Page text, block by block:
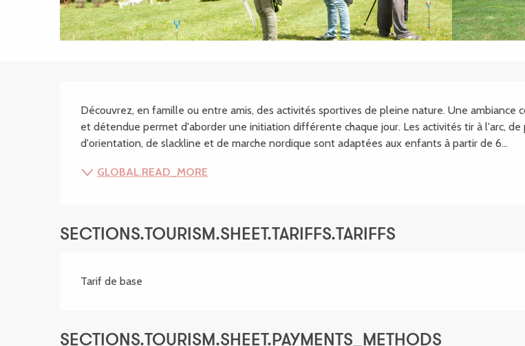
Découvrez, en famille ou entre amis, des activités sportives de pleine nature. Une ambiance
et détendue permet d'aborder une initiation différente chaque jour. Les activités tir à l'arc, de
d'orientation, de slackline et de marche nordique sont adaptées aux enfants à partir de 6...
GLOBAL.READ_MORE
SECTIONS.TOURISM.SHEET.TARIFFS.TARIFFS
Tarif de base
SECTIONS.TOURISM.SHEET.PAYMENTS_METHODS